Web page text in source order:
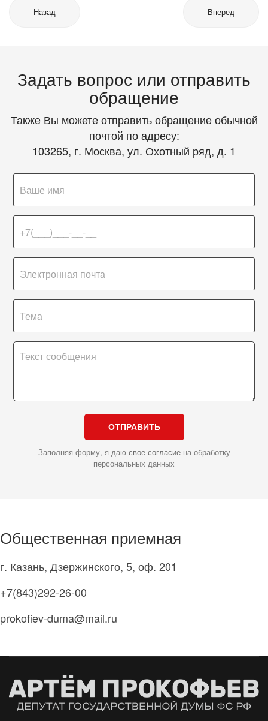
Назад Вперед
Задать вопрос или отправить
обращение
Также Вы можете отправить обращение обычной
почтой по адресу:
103265, г. Москва, ул. Охотный ряд, д. 1
ОТПРАВИТЬ
Заполняя форму, я даю свое согласиена обработку
персональных данных
Общественная приемная
г. Казань, Дзержинского, 5, оф. 201
+7(843)292-26-00
prokofiev-duma@mail.ru